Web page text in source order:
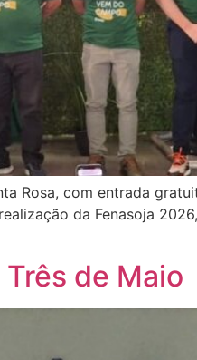
Rosa, com entrada
da Fenasoja
de Maio